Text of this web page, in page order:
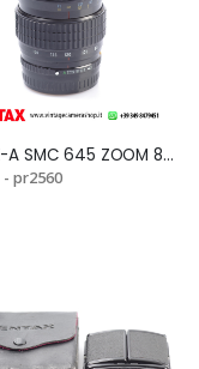
PENTAX-A SMC 645 ZOOM 80-160mm F.4,5Si
- pr2560